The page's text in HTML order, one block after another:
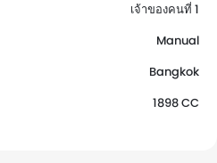
เจ้าของคนที่ 1
Manual
Bangkok
1898 CC